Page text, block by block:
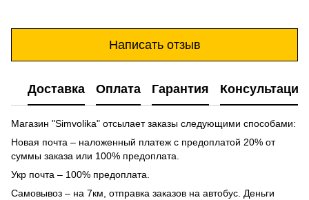
Написать отзыв
Доставка Оплата Гарантия Консультация
Магазин "Simvolika" отсылает заказы следующими способами:
Новая почта – наложенный платеж с предоплатой 20% от
суммы заказа или 100% предоплата.
Укр почта – 100% предоплата.
Самовывоз – на 7км, отправка заказов на автобус. Деньги